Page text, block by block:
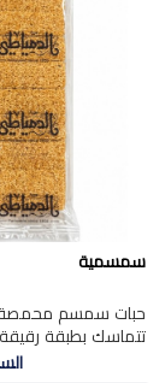
سمسمية
حبات سمسم محمصة
تتماسك بطبقة
المكرمل، لتقدم